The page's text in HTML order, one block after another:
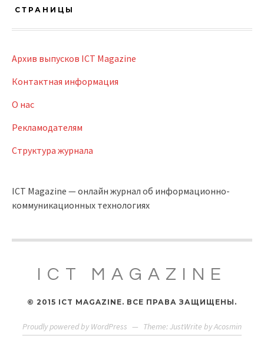
СТРАНИЦЫ
Архив выпусков ICT Magazine
Контактная информация
О нас
Рекламодателям
Структура журнала
ICT Magazine — онлайн журнал об информационно-
коммуникационных технологиях
ICT MAGAZINE
© 2015 ICT MAGAZINE. ВСЕ ПРАВА ЗАЩИЩЕНЫ.
Proudly powered by WordPress — Theme: JustWrite byAcosmin